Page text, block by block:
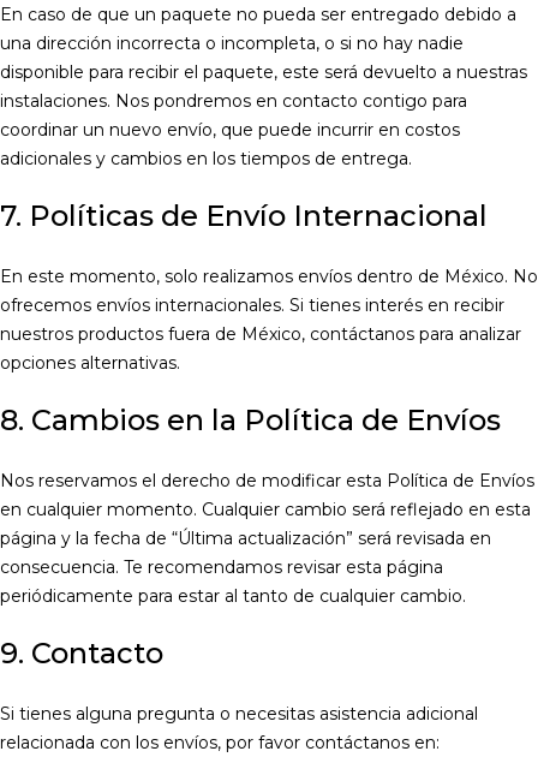
En caso de que un paquete no pueda ser entregado debido a
una dirección incorrecta o incompleta, o si no hay nadie
disponible para recibir el paquete, este será devuelto a nuestras
instalaciones. Nos pondremos en contacto contigo para
coordinar un nuevo envío, que puede incurrir en costos
adicionales y cambios en los tiempos de entrega.
7. Políticas de Envío Internacional
En este momento, solo realizamos envíos dentro de México. No
ofrecemos envíos internacionales. Si tienes interés en recibir
nuestros productos fuera de México, contáctanos para analizar
opciones alternativas.
8. Cambios en la Política de Envíos
Nos reservamos el derecho de modificar esta Política de Envíos
en cualquier momento. Cualquier cambio será reflejado en esta
página y la fecha de “Última actualización” será revisada en
consecuencia. Te recomendamos revisar esta página
periódicamente para estar al tanto de cualquier cambio.
9. Contacto
Si tienes alguna pregunta o necesitas asistencia adicional
relacionada con los envíos, por favor contáctanos en: